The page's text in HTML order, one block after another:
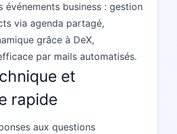
événements business : gestion
via agenda partagé,
grâce à DeX,
par mails automatisés.
et
rapide
aux questions